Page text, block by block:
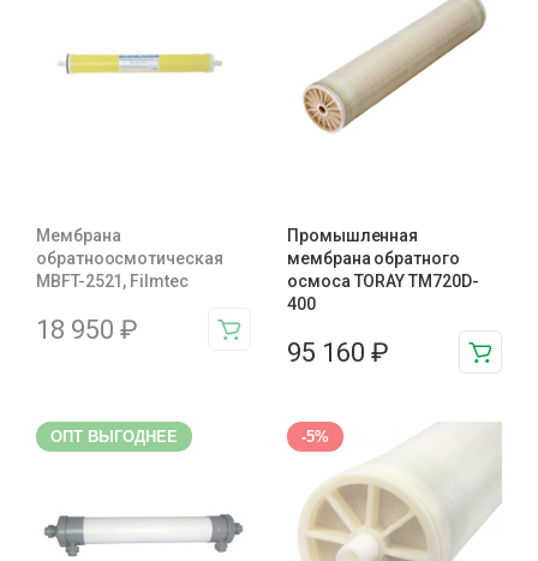
Мембрана
обратноосмотическая
MBFT-2521, Filmtec
18 950 ₽
Промышленная
мембрана обратного
осмоса TORAY TM720D-
400
95 160 ₽
ОПТ ВЫГОДНЕЕ -5%